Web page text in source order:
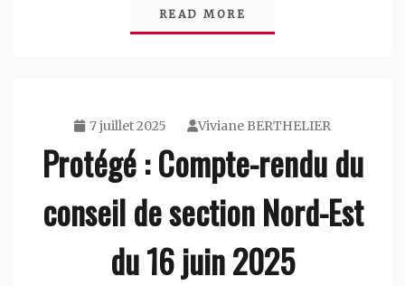
READ MORE
7 juillet 2025 Viviane BERTHELIER
Protégé : Compte-rendu du
conseil de section Nord-Est
du 16 juin 2025